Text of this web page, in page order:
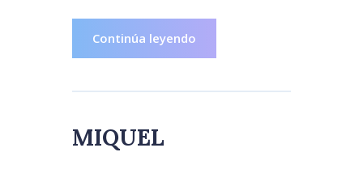
Continúa leyendo
MIQUEL